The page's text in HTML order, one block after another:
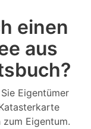
einen
aus
Eigentümer
Eigentum.